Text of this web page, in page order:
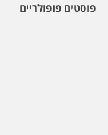
פוסטים פופולריים